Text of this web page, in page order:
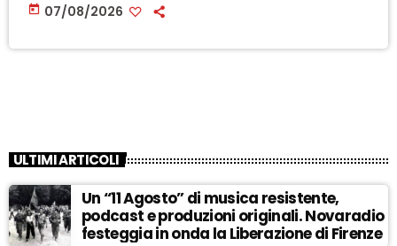
today 07/08/2026
ULTIMI ARTICOLI
Un “11 Agosto” di musica resistente,
podcast e produzioni originali. Novaradio
festeggia in onda la Liberazione di Firenze